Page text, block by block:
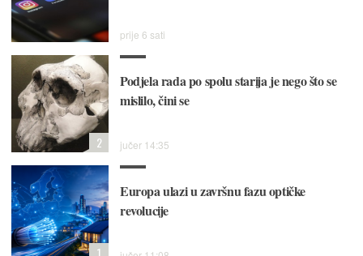
prije 6 sati
Podjela rada po spolu starija je nego što se
mislilo, čini se
jučer 14:35
2
Europa ulazi u završnu fazu optičke
revolucije
1